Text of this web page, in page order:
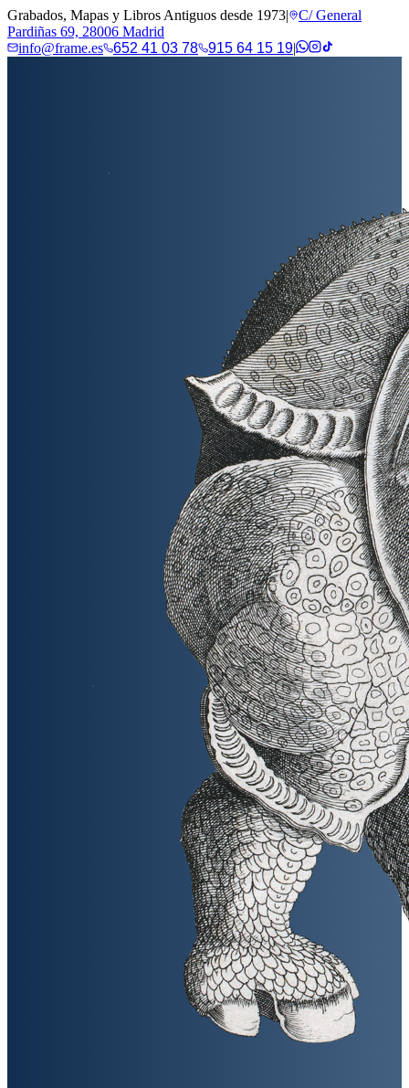
Grabados, Mapas y Libros Antiguos desde 1973|
C/ General
Pardiñas 69, 28006 Madrid
info@frame.es
652 41 03 78 915 64 15 19|